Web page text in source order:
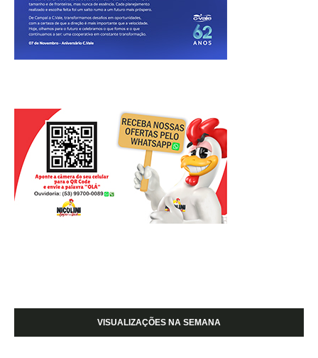
VISUALIZAÇÕES NA SEMANA